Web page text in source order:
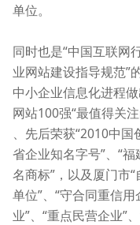
单位。
同时也是“中国互联网
业网站建设指导规范”
中小企业信息化进程
网站100强“最值得关
、先后荣获“2010中国
省企业知名字号”、“
名商标”，以及厦门市
单位”、“守合同重信用
业”、“重点民营企业”